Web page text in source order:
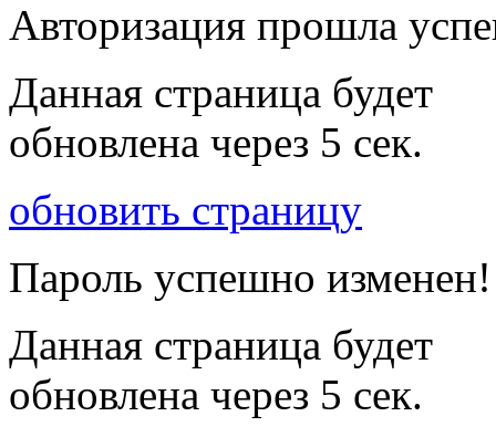
Авторизация прошла
Данная страница будет
обновлена через 5 сек.
обновить страницу
Пароль успешно изменен!
Данная страница будет
обновлена через 5 сек.